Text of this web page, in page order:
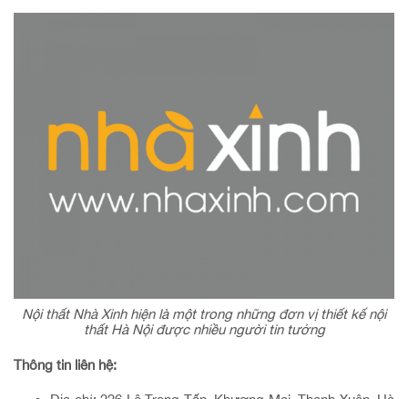
Nội thất Nhà Xinh hiện là một trong những đơn vị thiết kế nội
thất Hà Nội được nhiều người tin tưởng
Thông tin liên hệ: